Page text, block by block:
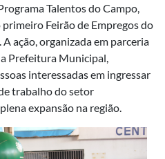
Talentos do Campo,
Feirão de Empregos do
ação, organizada em parceria
Prefeitura Municipal,
interessadas em ingressar
trabalho do setor
expansão na região.